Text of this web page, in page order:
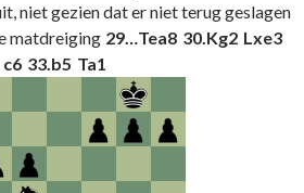
niet gezien dat er niet terug geslagen
matdreiging 29…Tea8 30.Kg2 Lxe3
c6 33.b5 Ta1